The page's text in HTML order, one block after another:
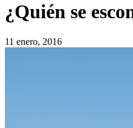
¿Quién se
11 enero, 2016